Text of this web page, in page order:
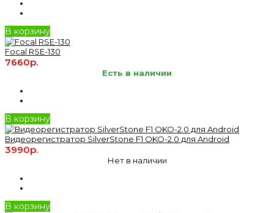
В корзину
Focal RSE-130
7660р.
Есть в наличии
В корзину
Видеорегистратор SilverStone F1 OKO-2.0 для Android
3990р.
Нет в наличии
В корзину